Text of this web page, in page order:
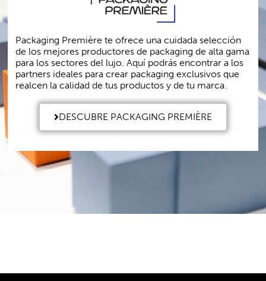
Packaging Première te ofrece una cuidada selección
de los mejores productores de packaging de alta gama
para los sectores del lujo. Aquí podrás encontrar a los
partners ideales para crear packaging exclusivos que
realcen la calidad de tus productos y de tu marca.
DESCUBRE PACKAGING PREMIÈRE